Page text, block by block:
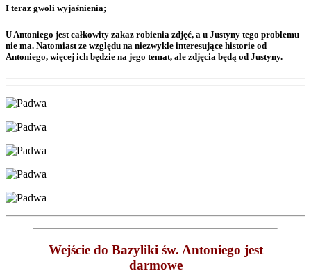
I teraz gwoli wyjaśnienia;
U Antoniego jest całkowity zakaz robienia zdjęć, a u Justyny tego problemu
nie ma. Natomiast ze względu na niezwykle interesujące historie od
Antoniego, więcej ich będzie na jego temat, ale zdjęcia będą od Justyny.
Wejście do Bazyliki św. Antoniego jest
darmowe